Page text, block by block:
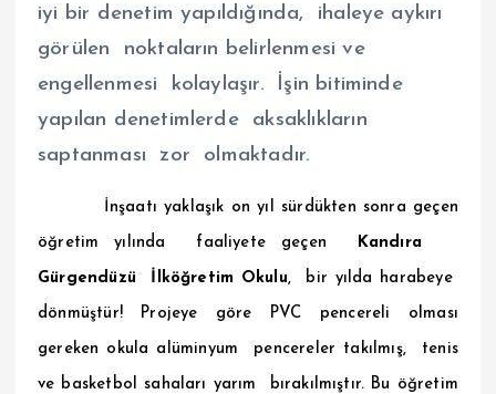
iyi bir denetim yapıldığında, ihaleye aykırı
görülen noktaların belirlenmesi ve
engellenmesi kolaylaşır. İşin bitiminde
yapılan denetimlerde aksaklıkların
saptanması zor olmaktadır.
İnşaatı yaklaşık on yıl sürdükten sonra geçen
öğretim yılında faaliyete geçen Kandıra
Gürgendüzü İlköğretim Okulu, bir yılda harabeye
dönmüştür! Projeye göre PVC pencereli olması
gereken okula alüminyum pencereler takılmış, tenis
ve basketbol sahaları yarım bırakılmıştır. Bu öğretim